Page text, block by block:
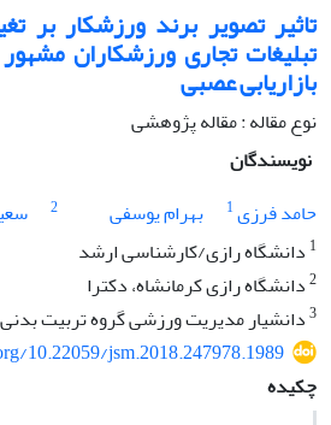
تاثیر تصویر برند ورزشکار بر
تبلیغات تجاری ورزشکاران
بازاریابی عصبی
نوع مقاله : مقاله پژوهشی
نویسندگان
حامد فرزی1 بهرام یوسفی 2
1 دانشگاه رازی/کارشناسی ارشد
2دانشگاه رازی کرمانشاه، دکترا
3دانشیار مدیریت ورزشی گروه تربیت
10.22059/jsm.2018.247978.1989
چکیده